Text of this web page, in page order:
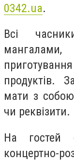
0342.ua.
Всі
продуктів.
мати з собою
чи реквізити.
На гостей
концертно-